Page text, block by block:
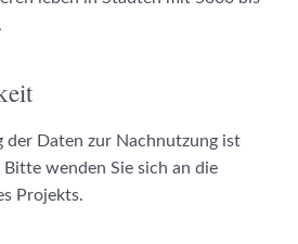
der Daten zur Nachnutzung ist
wenden Sie sich an die
Projekts.